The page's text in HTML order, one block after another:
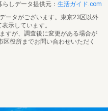
らしデータ提供元： 生活ガイド.com
ータがございます。東京23区以外
示しています。
すが、調査後に変更がある場合が
役所までお問い合わせいただく